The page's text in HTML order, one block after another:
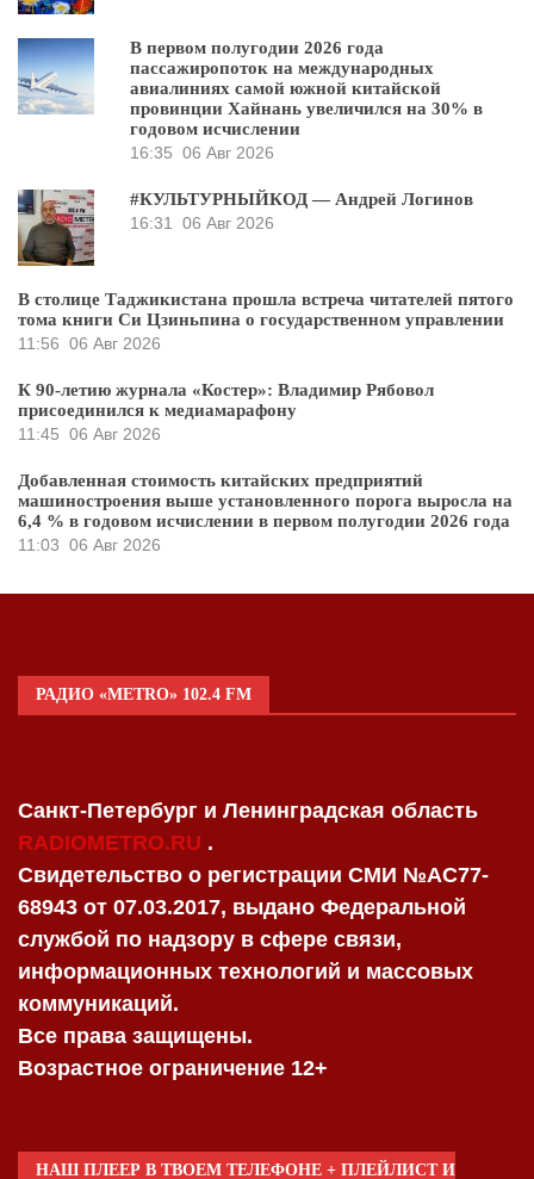
В первом полугодии 2026 года
пассажиропоток на международных
авиалиниях самой южной китайской
провинции Хайнань увеличился на 30% в
годовом исчислении
16:35 06 Авг 2026
#КУЛЬТУРНЫЙКОД — Андрей Логинов
16:31
06 Авг 2026
В столице Таджикистана прошла встреча читателей пятого
тома книги Си Цзиньпина о государственном управлении
11:56 06 Авг 2026
К 90-летию журнала «Костер»: Владимир Рябовол
присоединился к медиамарафону
11:45 06 Авг 2026
Добавленная стоимость китайских предприятий
машиностроения выше установленного порога выросла на
6,4 % в годовом исчислении в первом полугодии 2026 года
11:03 06 Авг 2026
РАДИО «METRO» 102.4 FM
Санкт-Петербург и Ленинградская область
RADIOMETRO.RU .
Свидетельство о регистрации СМИ №AC77-
68943 от 07.03.2017, выдано Федеральной
службой по надзору в сфере связи,
информационных технологий и массовых
коммуникаций.
Все права защищены.
Возрастное ограничение 12+
НАШ ПЛЕЕР В ТВОЕМ ТЕЛЕФОНЕ + ПЛЕЙЛИСТ И